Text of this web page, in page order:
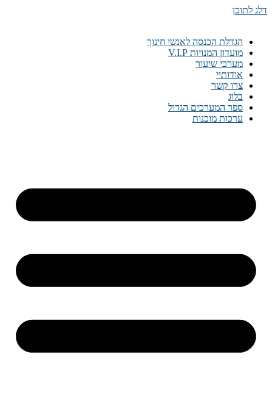
דלג לתוכן
הגדלת הכנסה לאנשי חינוך
מועדון המנויות V.I.P
מערכי שיעור
אודותיי
צרו קשר
בלוג
ספר המערכים הגדול
ערכות מוכנות